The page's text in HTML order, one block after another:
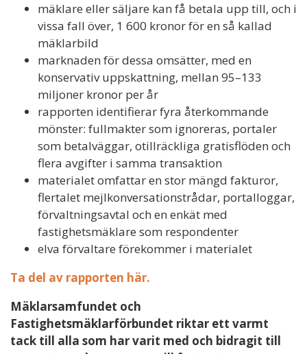
mäklare eller säljare kan få betala upp till, och i
vissa fall över, 1 600 kronor för en så kallad
mäklarbild
marknaden för dessa omsätter, med en
konservativ uppskattning, mellan 95–133
miljoner kronor per år
rapporten identifierar fyra återkommande
mönster: fullmakter som ignoreras, portaler
som betalväggar, otillräckliga gratisflöden och
flera avgifter i samma transaktion
materialet omfattar en stor mängd fakturor,
flertalet mejlkonversationstrådar, portalloggar,
förvaltningsavtal och en enkät med
fastighetsmäklare som respondenter
elva förvaltare förekommer i materialet
Ta del av rapporten här.
Mäklarsamfundet och
Fastighetsmäklarförbundet riktar ett varmt
tack till alla som har varit med och bidragit till